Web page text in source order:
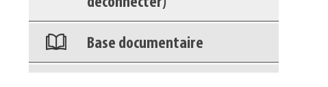
Base documentaire
Nos veilles Scoop.it